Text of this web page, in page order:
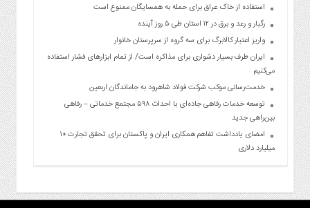
استفاده از خاک عراق برای حمله به همسایگان ممنوع است
رگبار و رعد و برق در ۱۲ استان طی ۵ روز آینده
واریز اعتبار کالابرگ برای سه گروه از سرپرستان خانوار
ایران طرف بسیار دشواری برای مذاکره است/ از تمام ابزارهای فشار استفاده
می‌کنیم
خدمت‌رسانی موکب شرکت فولاد شاهرود به جاماندگان اربعین
توسعه خدمات رفاهی جاده‌ای با احداث ۵۹۸ مجتمع خدماتی – رفاهی
بین‌راهی جدید
امضای یادداشت تفاهم همکاری ایران و پاکستان برای تحقق تجارت ۱۰
میلیارد دلاری